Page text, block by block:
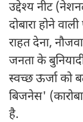
उद्देश्य नीट
दोबारा होने
राहत देना,
जनता के
स्वच्छ ऊर्जा को
बिजनेस'
है.